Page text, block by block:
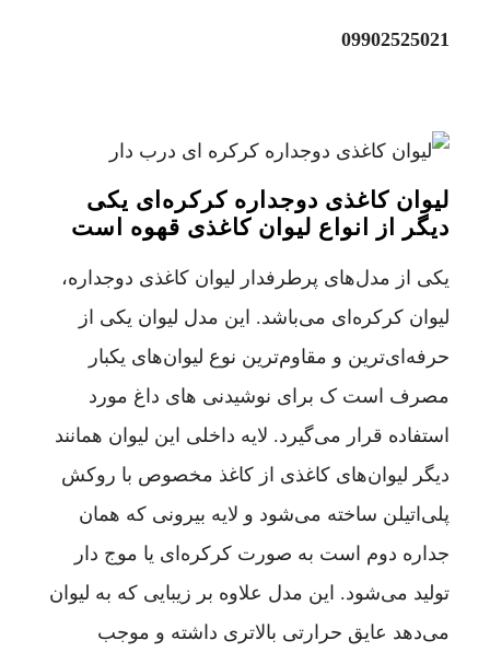
09902525021
لیوان کاغذی دوجداره کرکره‌ای یکی
دیگر از انواع لیوان کاغذی قهوه است
یکی از مدل‌های پرطرفدار لیوان کاغذی دوجداره،
لیوان کرکره‌ای می‌باشد. این مدل لیوان یکی از
حرفه‌ای‌ترین و مقاوم‌ترین نوع لیوان‌های یکبار
مصرف است ک برای نوشیدنی های داغ مورد
استفاده قرار می‌گیرد. لایه داخلی این لیوان همانند
دیگر لیوان‌های کاغذی از کاغذ مخصوص با روکش
پلی‌اتیلن ساخته می‌شود و لایه بیرونی که همان
جداره دوم است به صورت کرکره‌ای یا موج دار
تولید می‌شود. این مدل علاوه بر زیبایی که به لیوان
می‌دهد عایق حرارتی بالاتری داشته و موجب